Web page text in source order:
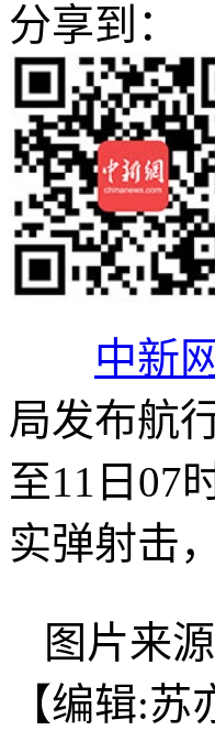
分享到：
中新网
局发布航
至11日07
实弹射击
图片来
【编辑:苏